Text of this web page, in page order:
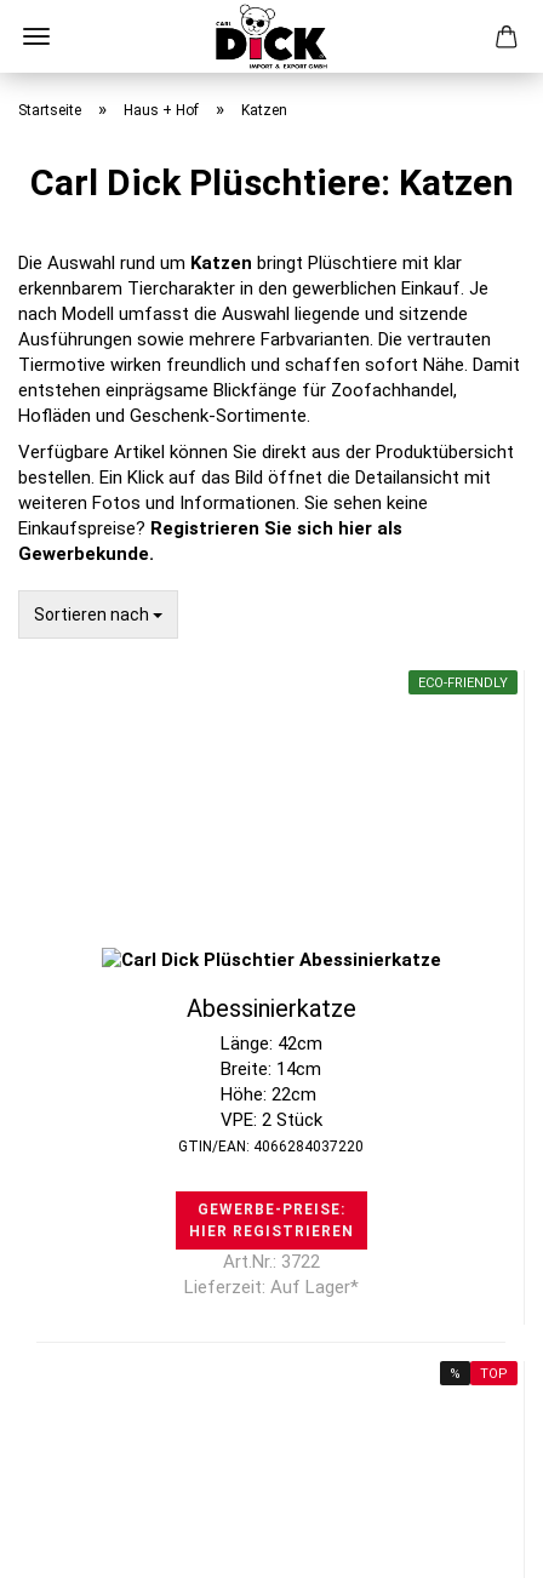
Direkt
zumStartseite » Haus + Hof » Katzen
Carl Dick Plüschtiere: Katzen
Die Auswahl rund um Katzen bringt Plüschtiere mit klar
erkennbarem Tiercharakter in den gewerblichen Einkauf. Je
nach Modell umfasst die Auswahl liegende und sitzende
Ausführungen sowie mehrere Farbvarianten. Die vertrauten
Tiermotive wirken freundlich und schaffen sofort Nähe. Damit
entstehen einprägsame Blickfänge für Zoofachhandel,
Hofläden und Geschenk-Sortimente.
Verfügbare Artikel können Sie direkt aus der Produktübersicht
bestellen. Ein Klick auf das Bild öffnet die Detailansicht mit
weiteren Fotos und Informationen. Sie sehen keine
Einkaufspreise? Registrieren Sie sich hier als
Gewerbekunde.
Sortieren nach
Sortieren nach
ECO-FRIENDLY
Abessinierkatze
Länge: 42cm
Breite: 14cm
Höhe: 22cm
VPE: 2 Stück
GTIN/EAN: 4066284037220
GEWERBE-PREISE:
HIER REGISTRIEREN
Art.Nr.: 3722
Lieferzeit: Auf Lager*
% TOP